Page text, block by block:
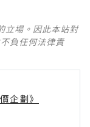
立場。因此本站對
負任何法律責
企劃》